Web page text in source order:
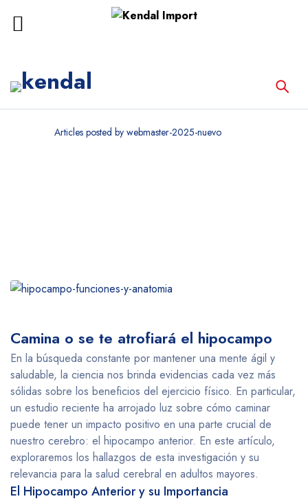
Articles posted by webmaster-2025-nuevo
Camina o se te atrofiará el hipocampo
En la búsqueda constante por mantener una mente ágil y
saludable, la ciencia nos brinda evidencias cada vez más
sólidas sobre los beneficios del ejercicio físico. En particular,
un estudio reciente ha arrojado luz sobre cómo caminar
puede tener un impacto positivo en una parte crucial de
nuestro cerebro: el hipocampo anterior. En este artículo,
exploraremos los hallazgos de esta investigación y su
relevancia para la salud cerebral en adultos mayores.
El Hipocampo Anterior y su Importancia